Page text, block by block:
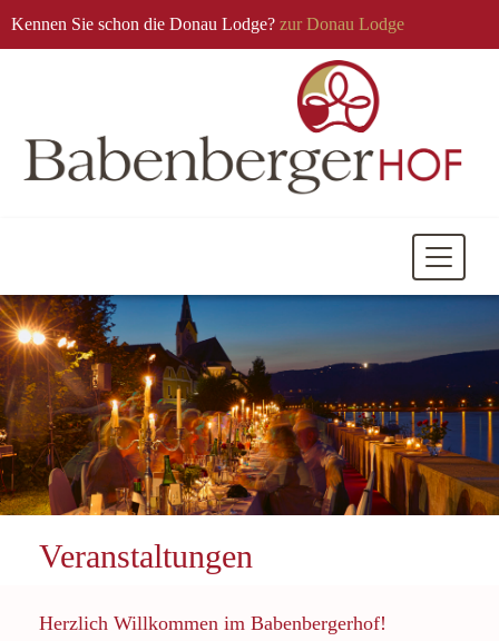
Kennen Sie schon die Donau Lodge? zur Donau Lodge
Mobile
Veranstaltungen
Herzlich Willkommen im Babenbergerhof!